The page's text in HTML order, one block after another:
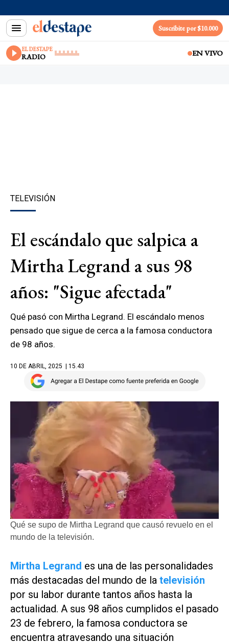
Suscribite por $10.000
EL DESTAPE
RADIO EN VIVO
TELEVISIÓN
El escándalo que salpica a
Mirtha Legrand a sus 98
años: "Sigue afectada"
Qué pasó con Mirtha Legrand. El escándalo menos
pensado que sigue de cerca a la famosa conductora
de 98 años.
10 DE ABRIL, 2025 | 15.43
Qué se supo de Mirtha Legrand que causó revuelo en el
mundo de la televisión.
Mirtha Legrand es una de las personalidades
más destacadas del mundo de la televisión
por su labor durante tantos años hasta la
actualidad. A sus 98 años cumplidos el pasado
23 de febrero, la famosa conductora se
encuentra atravesando una situación